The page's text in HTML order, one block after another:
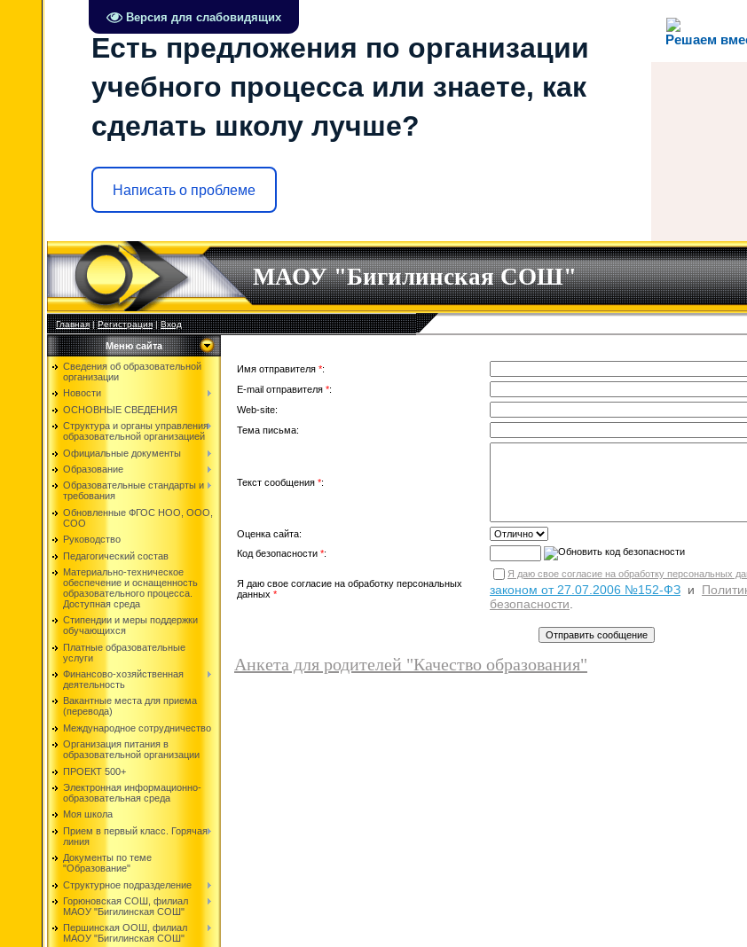
Версия для слабовидящих
Решаем
Есть предложения по организации
учебного процесса или знаете, как
сделать школу лучше?
Написать о проблеме
МАОУ "Бигилинская СОШ"
Главная|Регистрация|Вход
Меню сайта
Сведения об образовательной
организации
Новости
ОСНОВНЫЕ СВЕДЕНИЯ
Структура и органы управления
образовательной организацией
Официальные документы
Образование
Образовательные стандарты и
требования
Обновленные ФГОС НОО, ООО,
СОО
Руководство
Педагогический состав
Материально-техническое
обеспечение и оснащенность
образовательного процесса.
Доступная среда
Стипендии и меры поддержки
обучающихся
Платные образовательные
услуги
Финансово-хозяйственная
деятельность
Вакантные места для приема
(перевода)
Международное сотрудничество
Организация питания в
образовательной организации
ПРОЕКТ 500+
Электронная информационно-
образовательная среда
Моя школа
Прием в первый класс. Горячая
линия
Документы по теме
"Образование"
Структурное подразделение
Горюновская СОШ, филиал
МАОУ "Бигилинская СОШ"
Першинская ООШ, филиал
МАОУ "Бигилинская СОШ"
Имя отправителя *:
E-mail отправителя *:
Web-site:
Тема письма:
Текст сообщения *:
Оценка сайта:
Код безопасности *:
Я даю свое согласие на обработку персональных
данных *
Я даю свое согласие на обработку персональных
законом от 27.07.2006 №152-ФЗ и
безопасности.
Анкета для родителей "Качество образования"